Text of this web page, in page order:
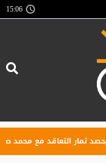
15:06
التعاقد مع محمد صلاح